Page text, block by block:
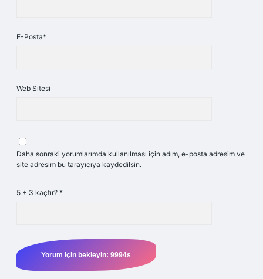
E-Posta*
Web Sitesi
Daha sonraki yorumlarımda kullanılması için adım, e-posta adresim ve
site adresim bu tarayıcıya kaydedilsin.
5 + 3 kaçtır? *